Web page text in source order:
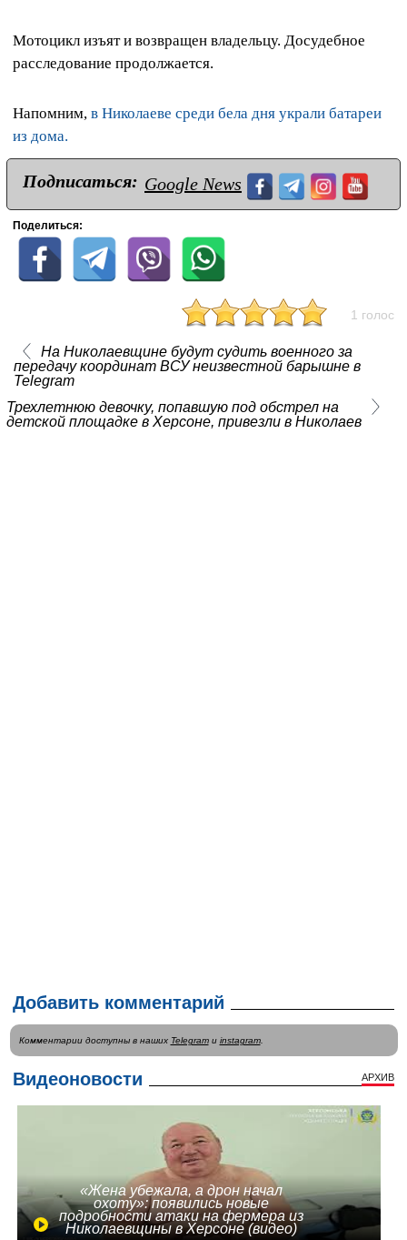
Мотоцикл изъят и возвращен владельцу. Досудебное
расследование продолжается.
Напомним, в Николаеве среди бела дня украли батареи
из дома.
Подписаться: Google News
Поделиться:
1 голос
На Николаевщине будут судить военного за
передачу координат ВСУ неизвестной барышне в
Telegram
Трехлетнюю девочку, попавшую под обстрел на
детской площадке в Херсоне, привезли в Николаев
Добавить комментарий
Комментарии доступны в наших Telegramи instagram.
Видеоновости АРХИВ
«Жена убежала, а дрон начал
охоту»: появились новые
подробности атаки на фермера из
Николаевщины в Херсоне (видео)